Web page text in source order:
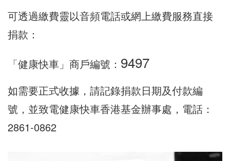
可透過繳費靈以音頻電話或網上繳費服務直接
捐款：
「健康快車」商戶編號： 9497
如需要正式收據，請記錄捐款日期及付款編
號，並致電健康快車香港基金辦事處，電話：
2861-0862